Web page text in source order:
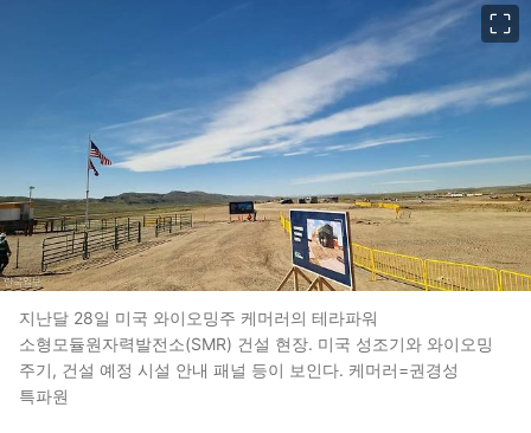
지난달 28일 미국 와이오밍주 케머러의 테라파워
소형모듈원자력발전소(SMR) 건설 현장. 미국 성조기와 와이오밍
주기, 건설 예정 시설 안내 패널 등이 보인다. 케머러=권경성
특파원